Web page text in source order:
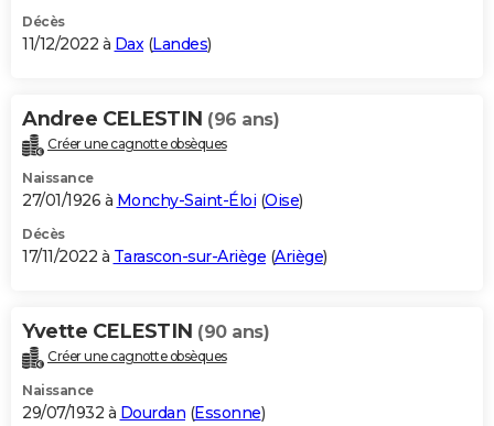
Décès
11/12/2022 à Dax(Landes)
Andree CELESTIN (96 ans)
Créer une cagnotte obsèques
Naissance
27/01/1926 à Monchy-Saint-Éloi (Oise)
Décès
17/11/2022 à Tarascon-sur-Ariège (Ariège)
Yvette CELESTIN (90 ans)
Créer une cagnotte obsèques
Naissance
29/07/1932 à Dourdan (Essonne)